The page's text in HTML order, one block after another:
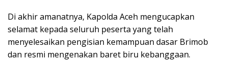
Di akhir amanatnya, Kapolda Aceh mengucapkan
selamat kepada seluruh peserta yang telah
menyelesaikan pengisian kemampuan dasar Brimob
dan resmi mengenakan baret biru kebanggaan.